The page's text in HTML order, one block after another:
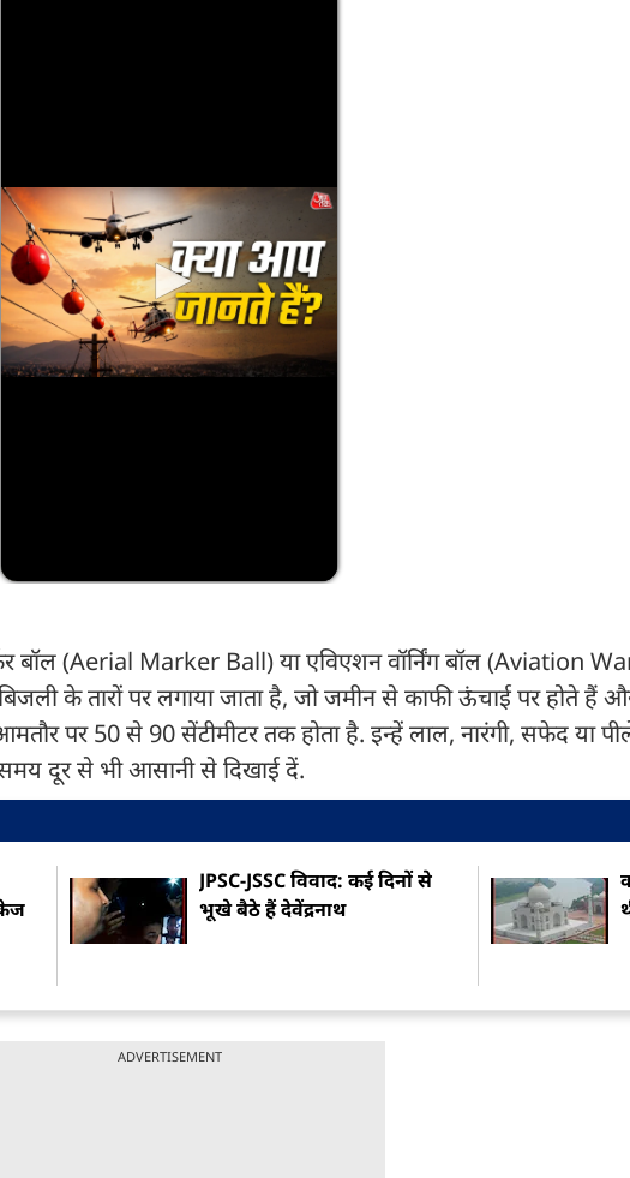
बॉल (Aerial Marker Ball) या एविएशन वॉर्निंग बॉल (Aviation
के तारों पर लगाया जाता है, जो जमीन से काफी ऊंचाई पर होते हैं
पर 50 से 90 सेंटीमीटर तक होता है. इन्हें लाल, नारंगी, सफेद या
दूर से भी आसानी से दिखाई दें.
JPSC-JSSC विवाद: कई दिनों से
भूखे बैठे हैं देवेंद्रनाथ
ADVERTISEMENT